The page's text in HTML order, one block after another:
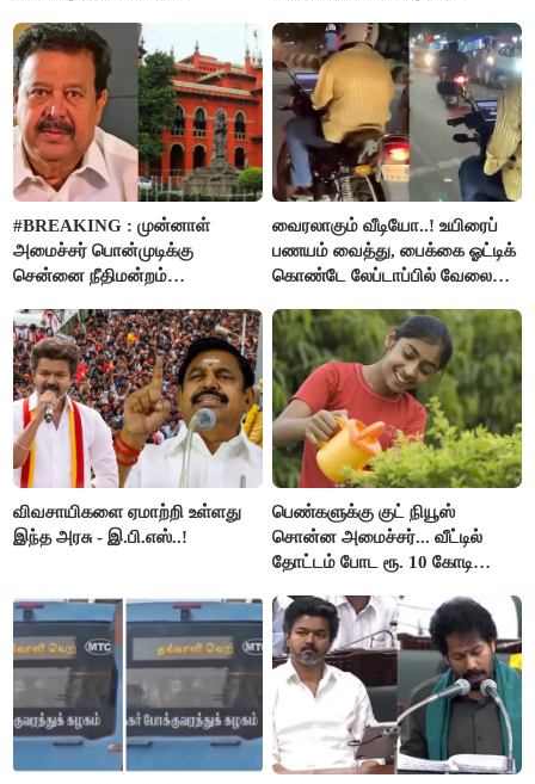
#BREAKING : முன்னாள்
அமைச்சர் பொன்முடிக்கு
சென்னை நீதிமன்றம்
வைரலாகும் வீடியோ..! உயிரைப்
பணயம் வைத்து, பைக்கை ஓட்டிக்
கொண்டே லேப்டாப்பில் வேலை
விவசாயிகளை ஏமாற்றி உள்ளது
இந்த அரசு - இ.பி.எஸ்..!
பெண்களுக்கு குட் நியூஸ்
சொன்ன அமைச்சர்... வீட்டில்
தோட்டம் போட ரூ. 10 கோடி